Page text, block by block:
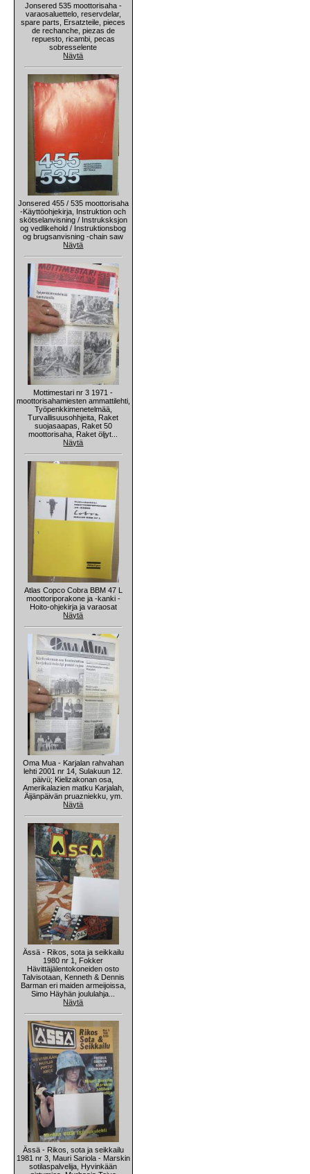
Jonsered 535 moottorisaha -
varaosaluettelo, reservdelar,
spare parts, Ersatzteile, pieces
de rechanche, piezas de
repuesto, ricambi, pecas
sobresselente
Näytä
Jonsered 455 / 535 moottorisaha
-Käyttöohjekirja, Instruktion och
skötselanvisning / Instruksksjon
og vedlikehold / Instruktionsbog
og brugsanvisning -chain saw
Näytä
Mottimestari nr 3 1971 -
moottorisahamiesten ammattilehti,
Työpenkkimenetelmää,
Turvallisuusohhjeita, Raket
suojasaapas, Raket 50
moottorisaha, Raket öljyt...
Näytä
Atlas Copco Cobra BBM 47 L
moottoriporakone ja -kanki -
Hoito-ohjekirja ja varaosat
Näytä
Oma Mua - Karjalan rahvahan
lehti 2001 nr 14, Sulakuun 12.
päivü; Kielizakonan osa,
Amerikalazien matku Karjalah,
Äijänpäivän pruazniekku, ym.
Näytä
Ässä - Rikos, sota ja seikkailu
1980 nr 1, Fokker
Hävittäjälentokoneiden osto
Talvisotaan, Kenneth & Dennis
Barman eri maiden armeijoissa,
Simo Häyhän joululahja...
Näytä
Ässä - Rikos, sota ja seikkailu
1981 nr 3, Mauri Sariola - Marskin
sotilaspalvelija, Hyvinkään